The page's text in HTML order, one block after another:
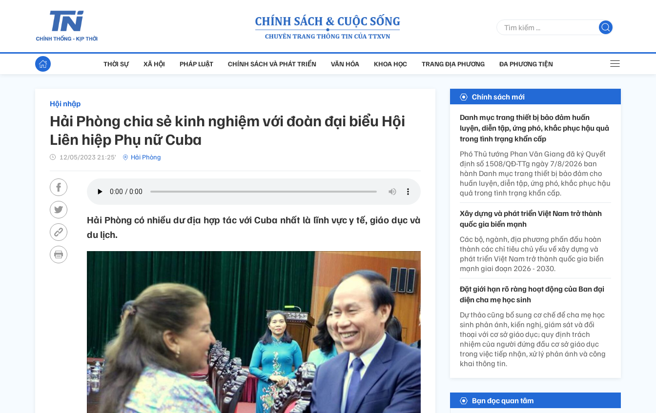
THỜI SỰ XÃ HỘI PHÁP LUẬT CHÍNH SÁCH VÀ PHÁT TRIỂN VĂN HÓA KHOA HỌC TRANG ĐỊA PHƯƠNG ĐA PHƯƠNG TIỆN
Hội nhập
Hải Phòng chia sẻ kinh nghiệm với đoàn đại biểu Hội
Liên hiệp Phụ nữ Cuba
12/05/2023 21:25’ Hải Phòng
Hải Phòng có nhiều dư địa hợp tác với Cuba nhất là lĩnh vực y tế, giáo dục và
du lịch.
Chính sách mới
Danh mục trang thiết bị bảo đảm huấn
luyện, diễn tập, ứng phó, khắc phục hậu quả
trong tình trạng khẩn cấp
Phó Thủ tướng Phan Văn Giang đã ký Quyết
định số 1508/QĐ-TTg ngày 7/8/2026 ban
hành Danh mục trang thiết bị bảo đảm cho
huấn luyện, diễn tập, ứng phó, khắc phục hậu
quả trong tình trạng khẩn cấp.
Xây dựng và phát triển Việt Nam trở thành
quốc gia biển mạnh
Các bộ, ngành, địa phương phấn đấu hoàn
thành các chỉ tiêu chủ yếu về xây dựng và
phát triển Việt Nam trở thành quốc gia biển
mạnh giai đoạn 2026 - 2030.
Đặt giới hạn rõ ràng hoạt động của Ban đại
diện cha mẹ học sinh
Dự thảo cũng bổ sung cơ chế để cha mẹ học
sinh phản ánh, kiến nghị, giám sát và đối
thoại với cơ sở giáo dục; quy định trách
nhiệm của người đứng đầu cơ sở giáo dục
trong việc tiếp nhận, xử lý phản ánh và công
khai thông tin.
Bạn đọc quan tâm